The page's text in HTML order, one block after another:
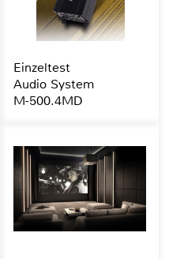
Einzeltest
Audio System
M-500.4MD